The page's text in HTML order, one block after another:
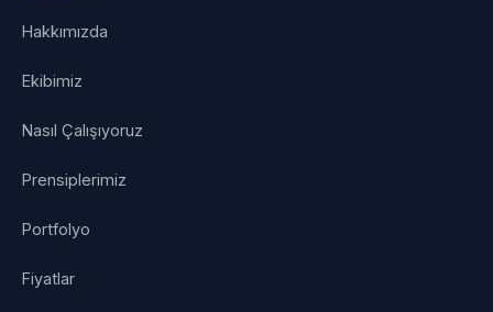
Hakkımızda
Ekibimiz
Nasıl Çalışıyoruz
Prensiplerimiz
Portfolyo
Fiyatlar